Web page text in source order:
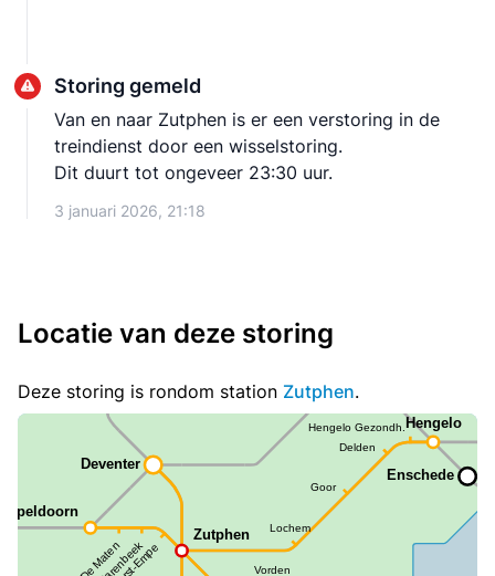
Storing gemeld
Van en naar Zutphen is er een verstoring in de
treindienst door een wisselstoring.
Dit duurt tot ongeveer 23:30 uur.
3 januari 2026, 21:18
Locatie van deze storing
Deze storing is rondom station Zutphen.